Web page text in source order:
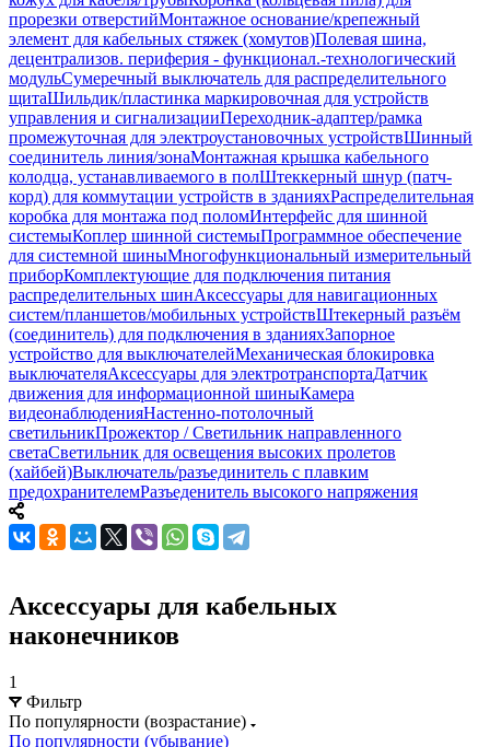
прорезки отверстийМонтажное основание/крепежный
элемент для кабельных стяжек (хомутов)Полевая шина,
децентрализов. периферия - функционал.-технологический
модульСумеречный выключатель для распределительного
щитаШильдик/пластинка маркировочная для устройств
управления и сигнализацииПереходник-адаптер/рамка
промежуточная для электроустановочных устройствШинный
соединитель линия/зонаМонтажная крышка кабельного
колодца, устанавливаемого в полШтеккерный шнур (патч-
корд) для коммутации устройств в зданияхРаспределительная
коробка для монтажа под поломИнтерфейс для шинной
системыКоплер шинной системыПрограммное обеспечение
для системной шиныМногофункциональный измерительный
приборКомплектующие для подключения питания
распределительных шинАксессуары для навигационных
систем/планшетов/мобильных устройствШтекерный разъём
(соединитель) для подключения в зданияхЗапорное
устройство для выключателейМеханическая блокировка
выключателяАксессуары для электротранспортаДатчик
движения для информационной шиныКамера
видеонаблюденияНастенно-потолочный
светильникПрожектор / Светильник направленного
светаСветильник для освещения высоких пролетов
(хайбей)Выключатель/разъединитель с плавким
предохранителемРазъеденитель высокого напряжения
Аксессуары для кабельных
наконечников
1
Фильтр
По популярности (возрастание)
По популярности (убывание)